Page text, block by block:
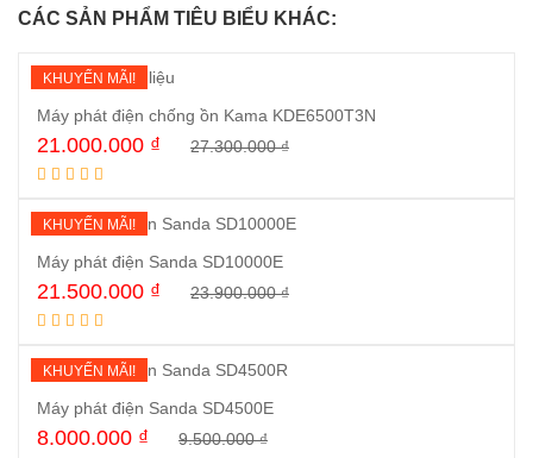
CÁC SẢN PHẨM TIÊU BIỂU KHÁC:
KHUYẾN MÃI!
Máy phát điện chống ồn Kama KDE6500T3N
27.300.000₫
21.000.000 ₫
KHUYẾN MÃI!
Máy phát điện Sanda SD10000E
23.900.000₫
21.500.000 ₫
KHUYẾN MÃI!
Máy phát điện Sanda SD4500E
9.500.000₫
8.000.000 ₫